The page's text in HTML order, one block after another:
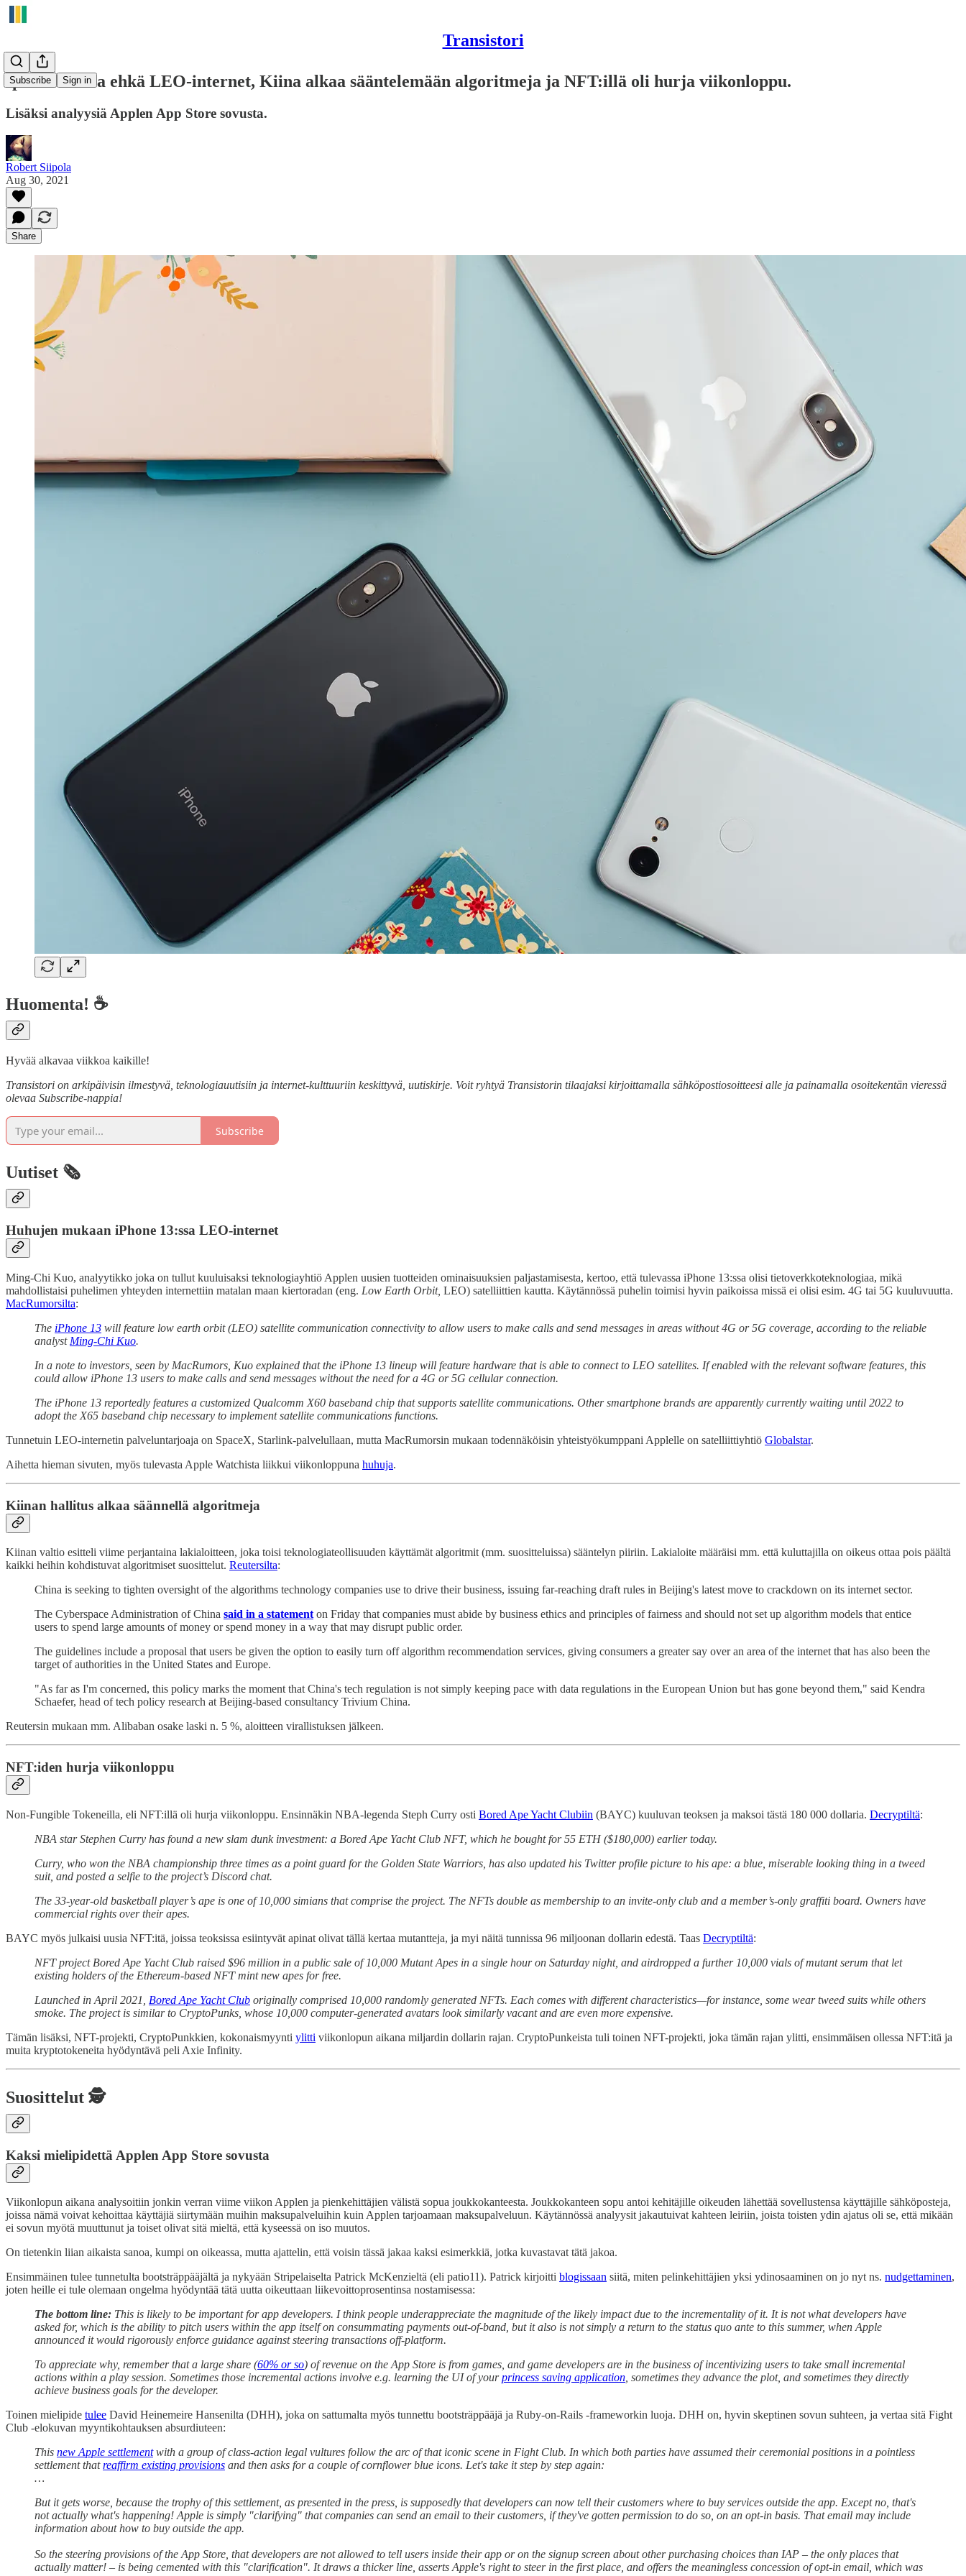
Transistori
Subscribe Sign in
Iphone 13:ssa ehkä LEO-internet, Kiina alkaa sääntelemään algoritmeja ja NFT:illä oli hurja viikonloppu.
Lisäksi analyysiä Applen App Store sovusta.
Robert Siipola
Aug 30, 2021
Share
Huomenta! ☕
Hyvää alkavaa viikkoa kaikille!
Transistori on arkipäivisin ilmestyvä, teknologiauutisiin ja internet-kulttuuriin keskittyvä, uutiskirje. Voit ryhtyä Transistorin tilaajaksi kirjoittamalla sähköpostiosoitteesi alle ja painamalla osoitekentän vieressä
olevaa Subscribe-nappia!
Subscribe
Uutiset 🗞️
Huhujen mukaan iPhone 13:ssa LEO-internet
Ming-Chi Kuo, analyytikko joka on tullut kuuluisaksi teknologiayhtiö Applen uusien tuotteiden ominaisuuksien paljastamisesta, kertoo, että tulevassa iPhone 13:ssa olisi tietoverkkoteknologiaa, mikä
mahdollistaisi puhelimen yhteyden internettiin matalan maan kiertoradan (eng. Low Earth Orbit, LEO) satelliittien kautta. Käytännössä puhelin toimisi hyvin paikoissa missä ei olisi esim. 4G tai 5G kuuluvuutta.
MacRumorsilta:
The iPhone 13 will feature low earth orbit (LEO) satellite communication connectivity to allow users to make calls and send messages in areas without 4G or 5G coverage, according to the reliable
analyst Ming-Chi Kuo.
In a note to investors, seen by MacRumors, Kuo explained that the ‌iPhone 13‌ lineup will feature hardware that is able to connect to LEO satellites. If enabled with the relevant software features, this
could allow ‌iPhone 13‌ users to make calls and send messages without the need for a 4G or 5G cellular connection.
The ‌iPhone 13‌ reportedly features a customized Qualcomm X60 baseband chip that supports satellite communications. Other smartphone brands are apparently currently waiting until 2022 to
adopt the X65 baseband chip necessary to implement satellite communications functions.
Tunnetuin LEO-internetin palveluntarjoaja on SpaceX, Starlink-palvelullaan, mutta MacRumorsin mukaan todennäköisin yhteistyökumppani Applelle on satelliittiyhtiö Globalstar.
Aihetta hieman sivuten, myös tulevasta Apple Watchista liikkui viikonloppuna huhuja.
Kiinan hallitus alkaa säännellä algoritmeja
Kiinan valtio esitteli viime perjantaina lakialoitteen, joka toisi teknologiateollisuuden käyttämät algoritmit (mm. suositteluissa) sääntelyn piiriin. Lakialoite määräisi mm. että kuluttajilla on oikeus ottaa pois päältä
kaikki heihin kohdistuvat algoritmiset suosittelut. Reutersilta:
China is seeking to tighten oversight of the algorithms technology companies use to drive their business, issuing far-reaching draft rules in Beijing's latest move to crackdown on its internet sector.
The Cyberspace Administration of China said in a statement on Friday that companies must abide by business ethics and principles of fairness and should not set up algorithm models that entice
users to spend large amounts of money or spend money in a way that may disrupt public order.
The guidelines include a proposal that users be given the option to easily turn off algorithm recommendation services, giving consumers a greater say over an area of the internet that has also been the
target of authorities in the United States and Europe.
"As far as I'm concerned, this policy marks the moment that China's tech regulation is not simply keeping pace with data regulations in the European Union but has gone beyond them," said Kendra
Schaefer, head of tech policy research at Beijing-based consultancy Trivium China.
Reutersin mukaan mm. Alibaban osake laski n. 5 %, aloitteen virallistuksen jälkeen.
NFT:iden hurja viikonloppu
Non-Fungible Tokeneilla, eli NFT:illä oli hurja viikonloppu. Ensinnäkin NBA-legenda Steph Curry osti Bored Ape Yacht Clubiin (BAYC) kuuluvan teoksen ja maksoi tästä 180 000 dollaria. Decryptiltä:
NBA star Stephen Curry has found a new slam dunk investment: a Bored Ape Yacht Club NFT, which he bought for 55 ETH ($180,000) earlier today.
Curry, who won the NBA championship three times as a point guard for the Golden State Warriors, has also updated his Twitter profile picture to his ape: a blue, miserable looking thing in a tweed
suit, and posted a selfie to the project’s Discord chat.
The 33-year-old basketball player’s ape is one of 10,000 simians that comprise the project. The NFTs double as membership to an invite-only club and a member’s-only graffiti board. Owners have
commercial rights over their apes.
BAYC myös julkaisi uusia NFT:itä, joissa teoksissa esiintyvät apinat olivat tällä kertaa mutantteja, ja myi näitä tunnissa 96 miljoonan dollarin edestä. Taas Decryptiltä:
NFT project Bored Ape Yacht Club raised $96 million in a public sale of 10,000 Mutant Apes in a single hour on Saturday night, and airdropped a further 10,000 vials of mutant serum that let
existing holders of the Ethereum-based NFT mint new apes for free.
Launched in April 2021, Bored Ape Yacht Club originally comprised 10,000 randomly generated NFTs. Each comes with different characteristics—for instance, some wear tweed suits while others
smoke. The project is similar to CryptoPunks, whose 10,000 computer-generated avatars look similarly vacant and are even more expensive.
Tämän lisäksi, NFT-projekti, CryptoPunkkien, kokonaismyynti ylitti viikonlopun aikana miljardin dollarin rajan. CryptoPunkeista tuli toinen NFT-projekti, joka tämän rajan ylitti, ensimmäisen ollessa NFT:itä ja
muita kryptotokeneita hyödyntävä peli Axie Infinity.
Suosittelut 🕵️
Kaksi mielipidettä Applen App Store sovusta
Viikonlopun aikana analysoitiin jonkin verran viime viikon Applen ja pienkehittäjien välistä sopua joukkokanteesta. Joukkokanteen sopu antoi kehitäjille oikeuden lähettää sovellustensa käyttäjille sähköposteja,
joissa nämä voivat kehoittaa käyttäjiä siirtymään muihin maksupalveluihin kuin Applen tarjoamaan maksupalveluun. Käytännössä analyysit jakautuivat kahteen leiriin, joista toisten ydin ajatus oli se, että mikään
ei sovun myötä muuttunut ja toiset olivat sitä mieltä, että kyseessä on iso muutos.
On tietenkin liian aikaista sanoa, kumpi on oikeassa, mutta ajattelin, että voisin tässä jakaa kaksi esimerkkiä, jotka kuvastavat tätä jakoa.
Ensimmäinen tulee tunnetulta bootsträppääjältä ja nykyään Stripelaiselta Patrick McKenzieltä (eli patio11). Patrick kirjoitti blogissaan siitä, miten pelinkehittäjien yksi ydinosaaminen on jo nyt ns. nudgettaminen,
joten heille ei tule olemaan ongelma hyödyntää tätä uutta oikeuttaan liikevoittoprosentinsa nostamisessa:
The bottom line: This is likely to be important for app developers. I think people underappreciate the magnitude of the likely impact due to the incrementality of it. It is not what developers have
asked for, which is the ability to pitch users within the app itself on consummating payments out-of-band, but it also is not simply a return to the status quo ante to this summer, when Apple
announced it would rigorously enforce guidance against steering transactions off-platform.
To appreciate why, remember that a large share (60% or so) of revenue on the App Store is from games, and game developers are in the business of incentivizing users to take small incremental
actions within a play session. Sometimes those incremental actions involve e.g. learning the UI of yourprincess saving application , sometimes they advance the plot, and sometimes they directly
achieve business goals for the developer.
Toinen mielipide tulee David Heinemeire Hansenilta (DHH), joka on sattumalta myös tunnettu bootsträppääjä ja Ruby-on-Rails -frameworkin luoja. DHH on, hyvin skeptinen sovun suhteen, ja vertaa sitä Fight
Club -elokuvan myyntikohtauksen absurdiuteen:
This new Apple settlementwith a group of class-action legal vultures follow the arc of that iconic scene in Fight Club. In which both parties have assumed their ceremonial positions in a pointless
settlement thatreaffirm existing provisions and then asks for a couple of cornflower blue icons. Let's take it step by step again:
…
But it gets worse, because the trophy of this settlement, as presented in the press, is supposedly that developers can now tell their customers where to buy services outside the app. Except no, that's
not actually what's happening! Apple is simply "clarifying" that companies can send an email to their customers, if they've gotten permission to do so, on an opt-in basis. That email may include
information about how to buy outside the app.
So the steering provisions of the App Store, that developers are not allowed to tell users inside their app or on the signup screen about other purchasing choices than IAP – the only places that
actually matter! – is being cemented with this "clarification". It draws a thicker line, asserts Apple's right to steer in the first place, and offers the meaningless concession of opt-in email, which was